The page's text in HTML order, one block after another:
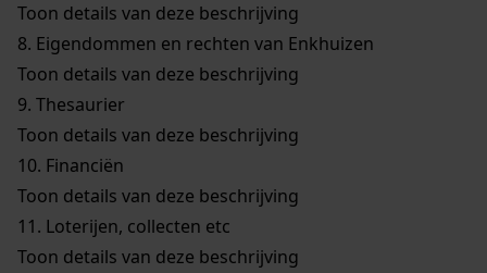
Toon details van deze beschrijving
8. Eigendommen en rechten van Enkhuizen
Toon details van deze beschrijving
9. Thesaurier
Toon details van deze beschrijving
10. Financiën
Toon details van deze beschrijving
11. Loterijen, collecten etc
Toon details van deze beschrijving